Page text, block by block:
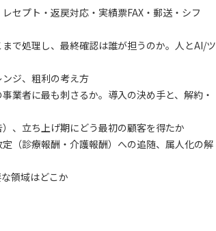
セプト・返戻対応・実績票FAX・郵送・シフ
で処理し、最終確認は誰が担うのか。人とAI/ツ
ジ、粗利の考え方
業者に最も刺さるか。導入の決め手と、解約・
、立ち上げ期にどう最初の顧客を得たか
（診療報酬・介護報酬）への追随、属人化の解
領域はどこか